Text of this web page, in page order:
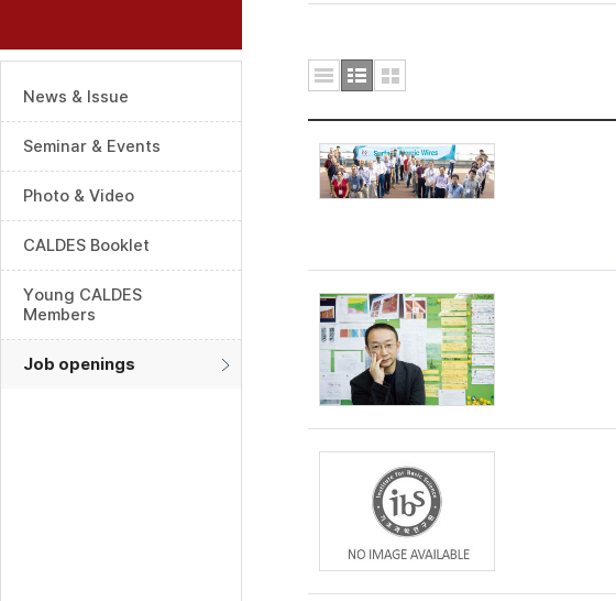
News & Issue
Seminar & Events
Photo & Video
CALDES Booklet
Young CALDES
Members
Job openings